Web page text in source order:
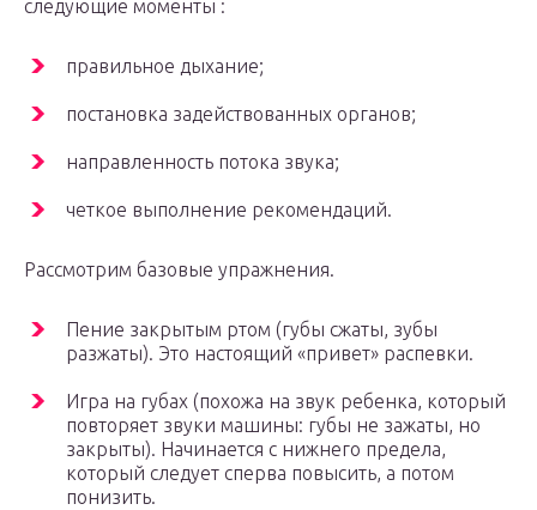
следующие моменты :
правильное дыхание;
постановка задействованных органов;
направленность потока звука;
четкое выполнение рекомендаций.
Рассмотрим базовые упражнения.
Пение закрытым ртом (губы сжаты, зубы
разжаты). Это настоящий «привет» распевки.
Игра на губах (похожа на звук ребенка, который
повторяет звуки машины: губы не зажаты, но
закрыты). Начинается с нижнего предела,
который следует сперва повысить, а потом
понизить.